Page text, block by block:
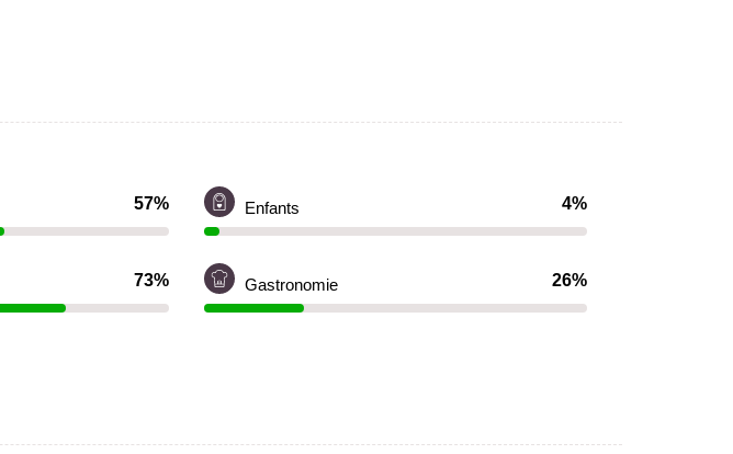
57% Enfants 4%
73% Gastronomie 26%